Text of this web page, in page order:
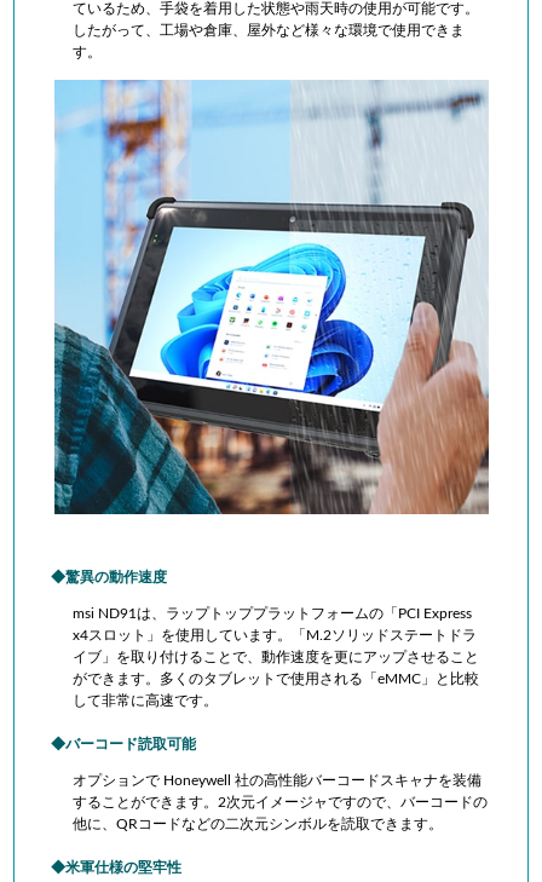
ているため、手袋を着用した状態や雨天時の使用が可能です。
したがって、工場や倉庫、屋外など様々な環境で使用できま
す。
驚異の動作速度
msi ND91は、ラップトッププラットフォームの「PCI Express
x4スロット」を使用しています。「M.2ソリッドステートドラ
イブ」を取り付けることで、動作速度を更にアップさせること
ができます。多くのタブレットで使用される「eMMC」と比較
して非常に高速です。
バーコード読取可能
オプションで Honeywell 社の高性能バーコードスキャナを装備
することができます。2次元イメージャですので、バーコードの
他に、QRコードなどの二次元シンボルを読取できます。
米軍仕様の堅牢性